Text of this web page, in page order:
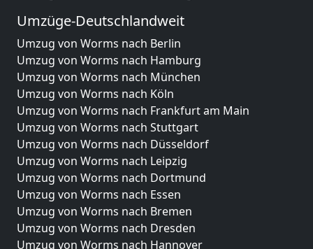
Umzüge-Deutschlandweit
Umzug von Worms nach Berlin
Umzug von Worms nach Hamburg
Umzug von Worms nach München
Umzug von Worms nach Köln
Umzug von Worms nach Frankfurt am Main
Umzug von Worms nach Stuttgart
Umzug von Worms nach Düsseldorf
Umzug von Worms nach Leipzig
Umzug von Worms nach Dortmund
Umzug von Worms nach Essen
Umzug von Worms nach Bremen
Umzug von Worms nach Dresden
Umzug von Worms nach Hannover